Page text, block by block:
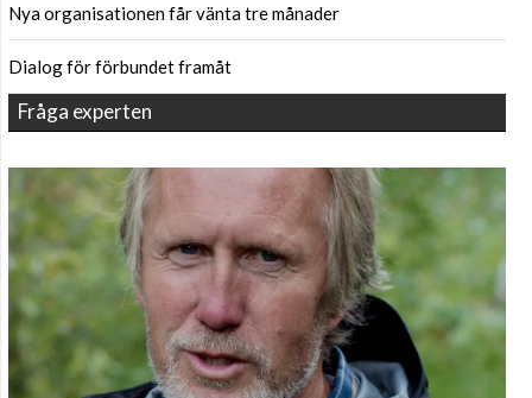
Nya organisationen får vänta tre månader
Dialog för förbundet framåt
Fråga experten